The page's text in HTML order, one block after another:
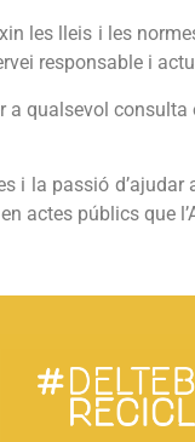
les lleis i les
responsable i
a qualsevol
i la passió
actes públics que